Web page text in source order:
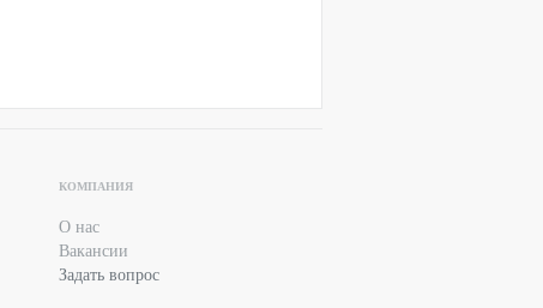
КОМПАНИЯ
О нас
Вакансии
Задать вопрос